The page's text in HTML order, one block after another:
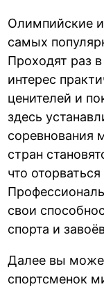
Олимпийские
самых
Проходят раз
интерес
ценителей и
здесь
соревнования
стран
что
свои
спорта и
Далее вы
спортсменок